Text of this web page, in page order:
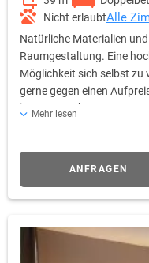
Nicht erlaubtAlle
Natürliche Materialien
Raumgestaltung. Eine
Möglichkeit sich selbst zu
gerne gegen einen
im 4* Haupthaus.
Mehr lesen
ANFRAGEN